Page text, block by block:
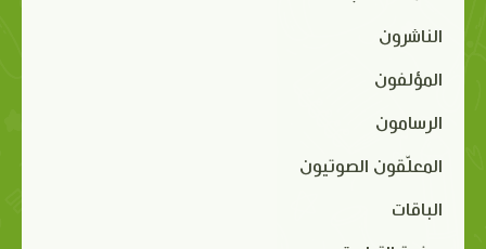
الناشرون
المؤلفون
الرسامون
المعلّقون الصوتيون
الباقات